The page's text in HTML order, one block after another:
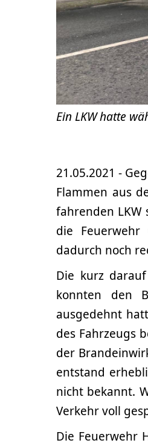
Ein LKW hatte
21.05.2021 -
Flammen aus
fahrenden LKW
die
dadurch noch
Die kurz
konnten den
ausgedehnt
des Fahrzeugs
der
entstand
nicht bekannt.
Verkehr voll
Die Feuerwehr